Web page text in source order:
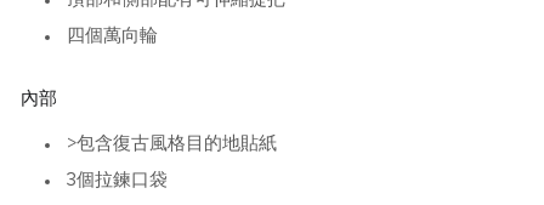
四個萬向輪
內部
>包含復古風格目的地貼紙
3個拉鍊口袋